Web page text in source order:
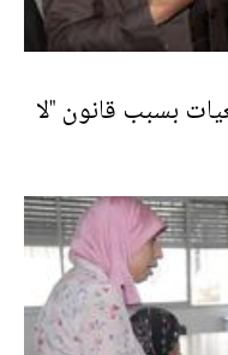
بسبب قانون "لا